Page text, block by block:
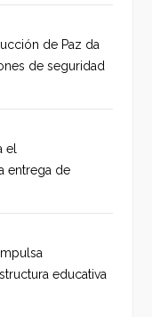
de Paz da
de seguridad
el
entrega de
educativa